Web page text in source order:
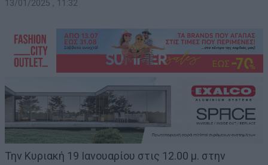
13/01/2025 , 11:32
Την Κυριακή 19 Ιανουαρίου στις 12.00 μ. στην